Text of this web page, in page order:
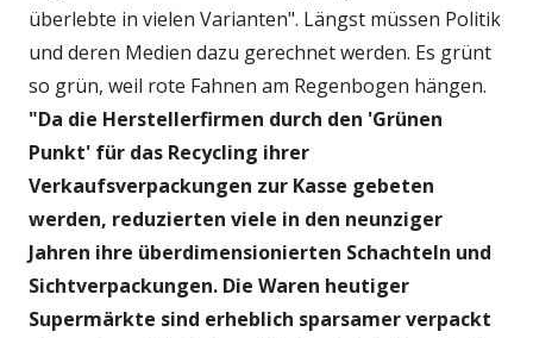
überlebte in vielen Varianten". Längst müssen Politik
und deren Medien dazu gerechnet werden. Es grünt
so grün, weil rote Fahnen am Regenbogen hängen.
"Da die Herstellerfirmen durch den 'Grünen
Punkt' für das Recycling ihrer
Verkaufsverpackungen zur Kasse gebeten
werden, reduzierten viele in den neunziger
Jahren ihre überdimensionierten Schachteln und
Sichtverpackungen. Die Waren heutiger
Supermärkte sind erheblich sparsamer verpackt